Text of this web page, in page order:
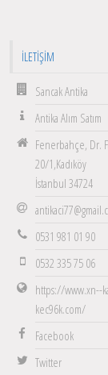
İLETIŞIM
Sancak Antika
Antika Alım Satım
Fenerbahçe, Dr.
20/1,Kadıköy
İstanbul 34724
0531 981 01 90
0532 335 75 06
https://www.xn--
kec96k.com/
Facebook
Twitter